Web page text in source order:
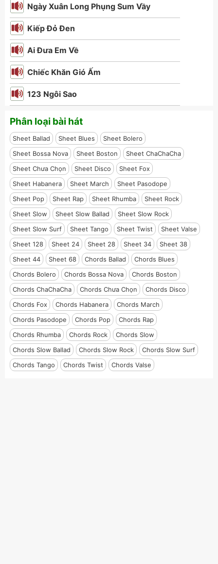
Ngày Xuân Long Phụng Sum Vầy
Kiếp Đỏ Đen
Ai Đưa Em Về
Chiếc Khăn Gió Ấm
123 Ngôi Sao
Phân loại bài hát
Sheet Ballad Sheet Blues
Sheet Bolero
Sheet Bossa Nova
Sheet Boston
Sheet ChaChaCha
Sheet Chưa Chọn
Sheet Disco
Sheet Fox
Sheet Habanera
Sheet March
Sheet Pasodope
Sheet Pop
Sheet Rap Sheet Rhumba
Sheet Rock
Sheet Slow
Sheet Slow Ballad
Sheet Slow Rock
Sheet Slow Surf
Sheet Tango Sheet Twist
Sheet Valse
Sheet 128
Sheet 24 Sheet 28 Sheet 34
Sheet 38
Sheet 44
Sheet 68 Chords Ballad
Chords Blues
Chords Bolero
Chords Bossa Nova
Chords Boston
Chords ChaChaCha
Chords Chưa Chọn
Chords Disco
Chords Fox
Chords Habanera
Chords March
Chords Pasodope
Chords Pop
Chords Rap
Chords Rhumba
Chords Rock
Chords Slow
Chords Slow Ballad
Chords Slow Rock
Chords Slow Surf
Chords Tango
Chords Twist Chords Valse